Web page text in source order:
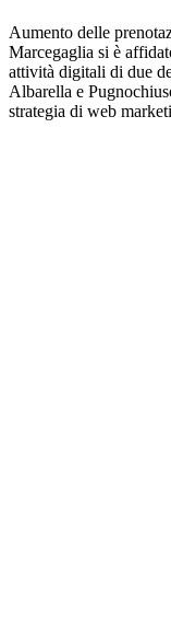
Aumento delle
Marcegaglia si è
attività digitali di due
Albarella e
strategia di web